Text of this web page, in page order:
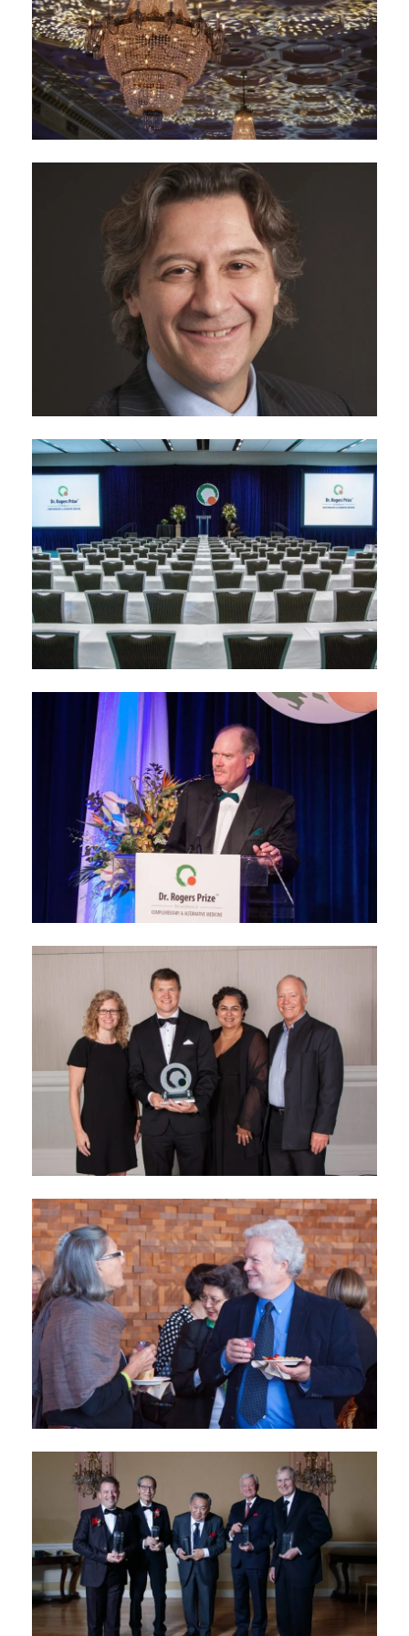
vente
septembre 3, 2019
Banquet de remise du
Prix Dr Rogers —
Billets désormais en
vente
juillet 31, 2019
Conférencier
d’honneur : Le Dr
Alessio Fasano
avril 11, 2019
Conférences 2018 du
Prix Dr Rogers
juillet 15, 2018
Conférences 2017 du
Prix Dr Rogers
novembre 7, 2017
Banquet de remise du
Prix Dr Rogers de 2017
septembre 29, 2017
Colloque du Dr Rogers
Prize de 2017
septembre 29, 2017